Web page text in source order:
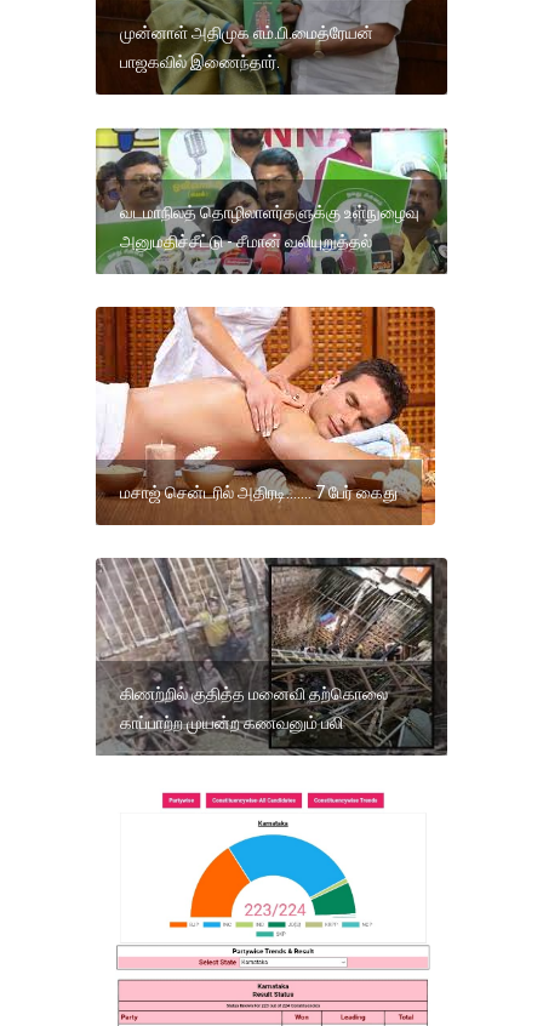
முன்னாள் அதிமுக எம்.பி.மைத்ரேயன்
பாஜகவில் இணைந்தார்.
வடமாநிலத் தொழிலாளர்களுக்கு உள்நுழைவு
அனுமதிச்சீட்டு - சீமான் வலியுறுத்தல்
மசாஜ் சென்டரில் அதிரடி....... 7 பேர் கைது
கிணற்றில் குதித்த மனைவி தற்கொலை
காப்பாற்ற முயன்ற கணவனும் பலி